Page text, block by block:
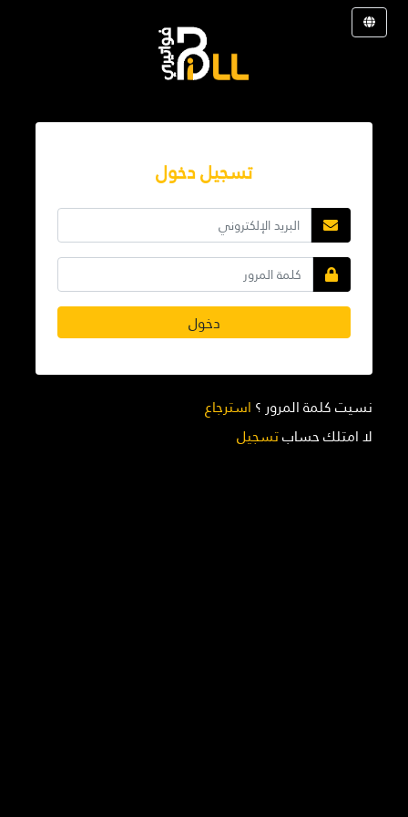
تسجيل دخول
دخول
نسيت كلمة المرور ؟ استرجاع
لا امتلك حسابتسجيل